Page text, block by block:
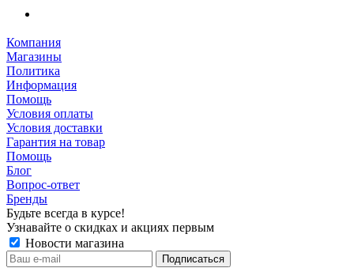
Компания
Магазины
Политика
Информация
Помощь
Условия оплаты
Условия доставки
Гарантия на товар
Помощь
Блог
Вопрос-ответ
Бренды
Будьте всегда в курсе!
Узнавайте о скидках и акциях первым
Новости магазина